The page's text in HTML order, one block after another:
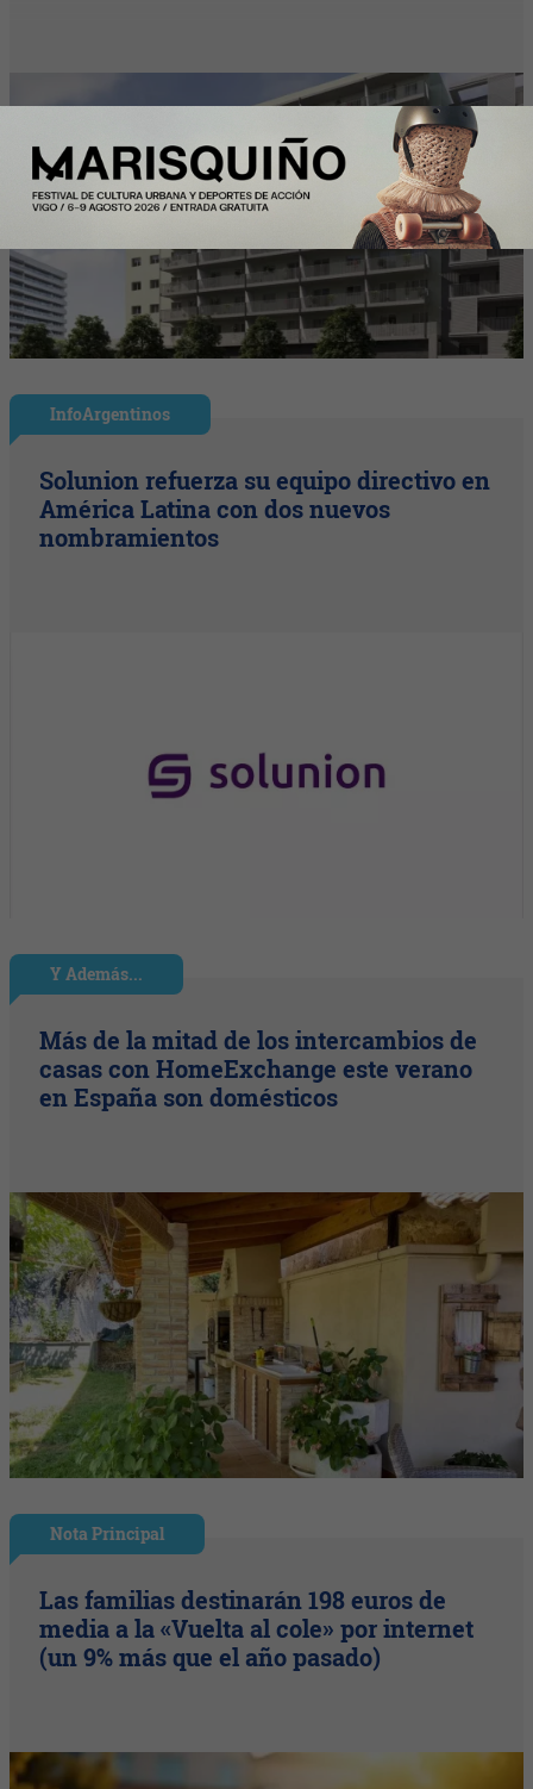
InfoArgentinos
Solunion refuerza su equipo directivo en
América Latina con dos nuevos
nombramientos
Y Además...
Más de la mitad de los intercambios de
casas con HomeExchange este verano
en España son domésticos
Nota Principal
Las familias destinarán 198 euros de
media a la «Vuelta al cole» por internet
(un 9% más que el año pasado)